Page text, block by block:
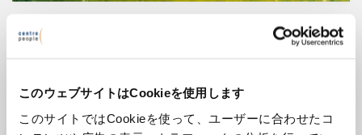
このウェブサイトはCookieを使用します
このサイトではCookieを使って、ユーザーに合わせたコ
投 2018年3月8日
投稿者tsuchiya
飯塚： 第1回、2回で、経済学の分野における「世界の森
嶋」 として、そして正義、…